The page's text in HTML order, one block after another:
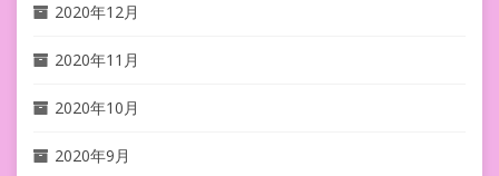
2020年12月
2020年11月
2020年10月
2020年9月